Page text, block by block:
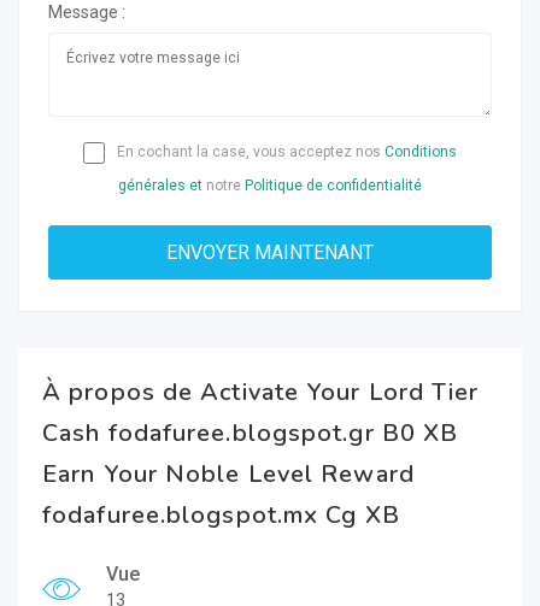
Message :
En cochant la case, vous acceptez nos Conditions
générales et notre Politique de confidentialité
À propos de Activate Your Lord Tier
Cash fodafuree.blogspot.gr B0 XB
Earn Your Noble Level Reward
fodafuree.blogspot.mx Cg XB
Vue
13